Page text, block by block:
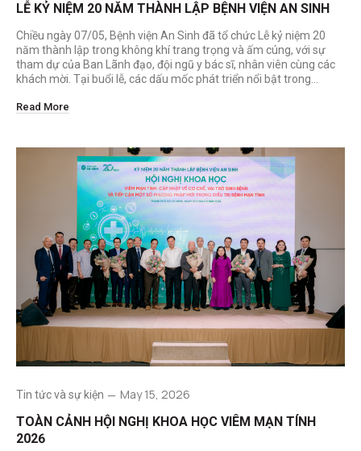
LỄ KỶ NIỆM 20 NĂM THÀNH LẬP BỆNH VIỆN AN SINH
Chiều ngày 07/05, Bệnh viện An Sinh đã tổ chức Lễ kỷ niệm 20
năm thành lập trong không khí trang trọng và ấm cúng, với sự
tham dự của Ban Lãnh đạo, đội ngũ y bác sĩ, nhân viên cùng các
khách mời. Tại buổi lễ, các dấu mốc phát triển nổi bật trong…
Read More
May 15, 2026
Tin tức và sự kiện
TOÀN CẢNH HỘI NGHỊ KHOA HỌC VIÊM MẠN TÍNH
2026